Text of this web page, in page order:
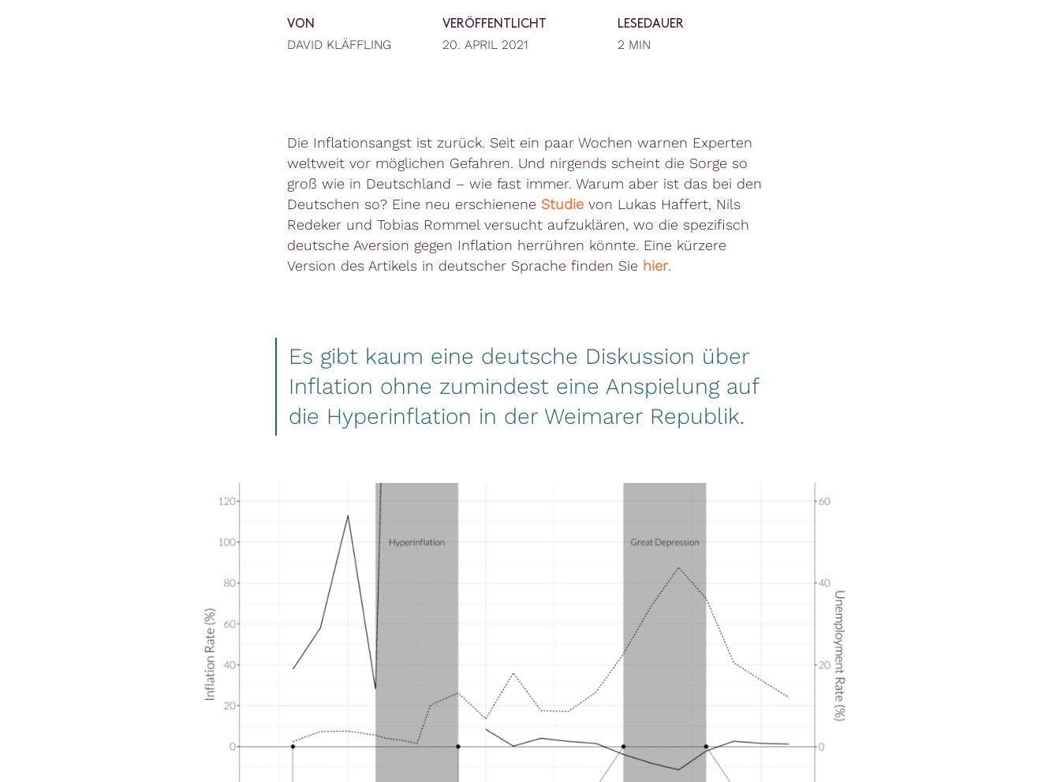
VON
DAVID KLÄFFLING
VERÖFFENTLICHT
20. APRIL 2021
LESEDAUER
2 MIN
Die Inflationsangst ist zurück. Seit ein paar Wochen warnen Experten
weltweit vor möglichen Gefahren. Und nirgends scheint die Sorge so
groß wie in Deutschland – wie fast immer. Warum aber ist das bei den
Deutschen so? Eine neu erschienene Studievon Lukas Haffert, Nils
Redeker und Tobias Rommel versucht aufzuklären, wo die spezifisch
deutsche Aversion gegen Inflation herrühren könnte. Eine kürzere
Version des Artikels in deutscher Sprache finden Sie hier.
Es gibt kaum eine deutsche Diskussion über
Inflation ohne zumindest eine Anspielung auf
die Hyperinflation in der Weimarer Republik.